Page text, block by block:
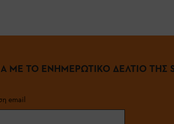
ΜΕ ΤΟ ΕΝΗΜΕΡΩΤΙΚΟ ΔΕΛΤΙΟ ΤΗΣ
email